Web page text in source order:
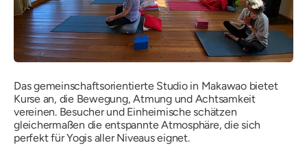
Das gemeinschaftsorientierte Studio in Makawao bietet
Kurse an, die Bewegung, Atmung und Achtsamkeit
vereinen. Besucher und Einheimische schätzen
gleichermaßen die entspannte Atmosphäre, die sich
perfekt für Yogis aller Niveaus eignet.